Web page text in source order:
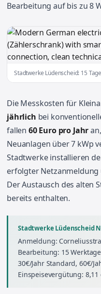
Bearbeitung auf bis zu 8
Stadtwerke Lüdenscheid: 15
Die Messkosten für
jährlich bei
fallen 60 Euro pro Jahr
Neuanlagen über 7 kWp
Stadtwerke installieren
erfolgter Netzanmeldung
Der Austausch des alten
bereits enthalten.
Stadtwerke Lüdenscheid
Anmeldung:
Bearbeitung: 15
30€/Jahr Standard, 60€/
Einspeisevergütung: